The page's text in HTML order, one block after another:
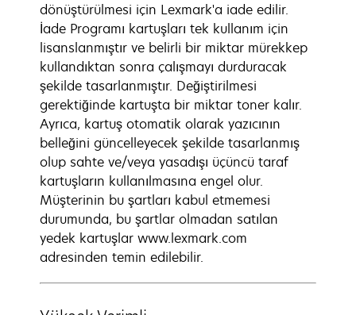
dönüştürülmesi için Lexmark'a iade edilir.
İade Programı kartuşları tek kullanım için
lisanslanmıştır ve belirli bir miktar mürekkep
kullandıktan sonra çalışmayı durduracak
şekilde tasarlanmıştır. Değiştirilmesi
gerektiğinde kartuşta bir miktar toner kalır.
Ayrıca, kartuş otomatik olarak yazıcının
belleğini güncelleyecek şekilde tasarlanmış
olup sahte ve/veya yasadışı üçüncü taraf
kartuşların kullanılmasına engel olur.
Müşterinin bu şartları kabul etmemesi
durumunda, bu şartlar olmadan satılan
yedek kartuşlar www.lexmark.com
adresinden temin edilebilir.